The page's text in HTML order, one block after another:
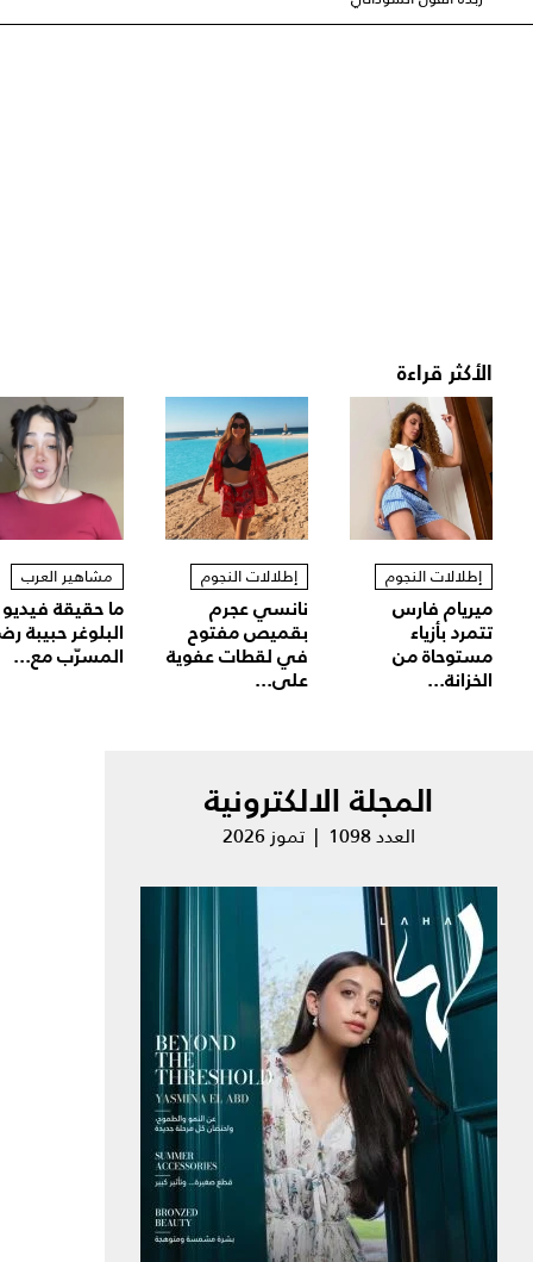
الأكثر قراءة
إطلالات النجوم
ميريام فارس
تتمرد بأزياء
مستوحاة من
الخزانة...
إطلالات النجوم
نانسي عجرم
بقميص مفتوح
في لقطات عفوية
على...
مشاهير العرب
ما حقيقة فيديو
البلوغر حبيبة
المسرّب مع...
المجلة الالكترونية
العدد 1098 | تموز 2026